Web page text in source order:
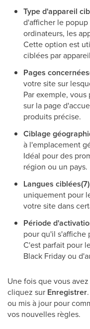
Type d'appareil
d'afficher le
ordinateurs, les
Cette option est
ciblées par
Pages
votre site sur
Par exemple,
sur la page
produits précise.
Ciblage
à l'emplacement
Idéal pour des
région ou un pays.
Langues ciblées(7)
uniquement pour
votre site dans
Période
pour qu'il s'affiche
C'est parfait pour
Black Friday ou
Une fois que vous
cliquez sur Enregistrer
ou mis à jour pour
vos nouvelles règles.